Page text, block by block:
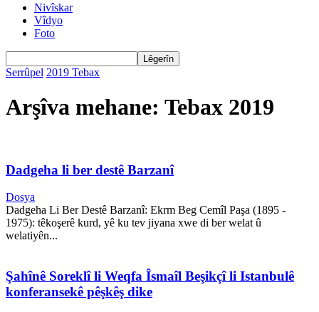
Nivîskar
Vîdyo
Foto
Serrûpel 2019 Tebax
Arşîva mehane: Tebax 2019
Dadgeha li ber destê Barzanî
Dosya
Dadgeha Li Ber Destê Barzanî: Ekrm Beg Cemîl Paşa (1895 -
1975): têkoşerê kurd, yê ku tev jiyana xwe di ber welat û
welatiyên...
Şahînê Soreklî li Weqfa Îsmaîl Beşikçî li Istanbulê
konferansekê pêşkêş dike